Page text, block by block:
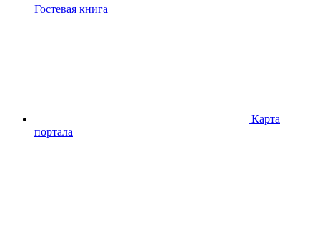
Гостевая книга
Карта
портала